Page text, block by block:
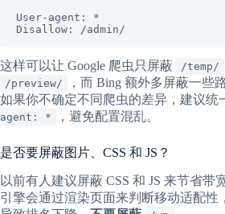
User-agent: *
Disallow: /admin/
这样可以让 Google 爬虫只屏蔽 /temp/
/preview/
，而 Bing 额外多屏蔽一些
如果你不确定不同爬虫的差异，建议统
agent: *
，避免配置混乱。
是否要屏蔽图片、CSS 和 JS？
以前有人建议屏蔽 CSS 和 JS 来节省带
引擎会通过渲染页面来判断移动适配性